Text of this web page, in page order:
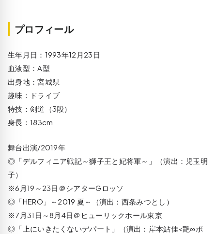
プロフィール
生年月日：1993年12月23日
血液型：A型
出身地：宮城県
趣味：ドライブ
特技：剣道（3段）
身長：183cm
舞台出演/2019年
◎「デルフィニア戦記～獅子王と妃将軍～」（演出：児玉明
子）
※6月19～23日＠シアターGロッソ
◎「HERO」～2019 夏～（演出：西条みつとし）
※7月31日～8月4日＠ヒューリックホール東京
◎「上にいきたくないデパート」（演出：岸本鮎佳<艶∞ポ